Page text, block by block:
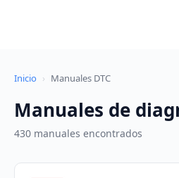
Inicio › Manuales DTC
Manuales de
430 manuales encontrados